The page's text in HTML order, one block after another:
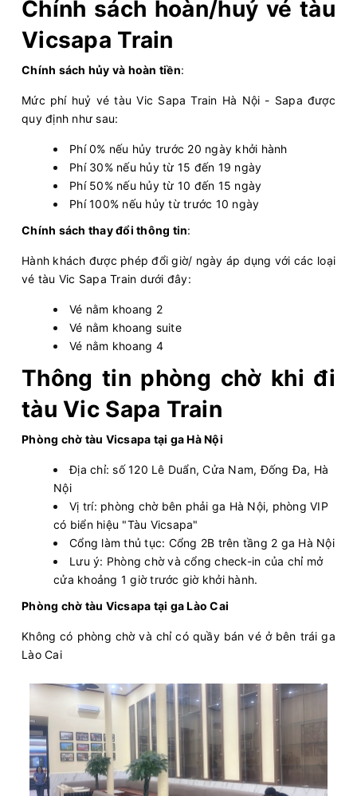
Chính sách hoàn/huỷ vé tàu
Vicsapa Train
Chính sách hủy và hoàn tiền:
Mức phí huỷ vé tàu Vic Sapa Train Hà Nội - Sapa được
quy định như sau:
Phí 0% nếu hủy trước 20 ngày khởi hành
Phí 30% nếu hủy từ 15 đến 19 ngày
Phí 50% nếu hủy từ 10 đến 15 ngày
Phí 100% nếu hủy từ trước 10 ngày
Chính sách thay đổi thông tin:
Hành khách được phép đổi giờ/ ngày áp dụng với các loại
vé tàu Vic Sapa Train dưới đây:
Vé nằm khoang 2
Vé nằm khoang suite
Vé nằm khoang 4
Thông tin phòng chờ khi đi
tàu Vic Sapa Train
Phòng chờ tàu Vicsapa tại ga Hà Nội
Địa chỉ: số 120 Lê Duẩn, Cửa Nam, Đống Đa, Hà
Nội
Vị trí: phòng chờ bên phải ga Hà Nội, phòng VIP
có biển hiệu "Tàu Vicsapa"
Cổng làm thủ tục: Cổng 2B trên tầng 2 ga Hà Nội
Lưu ý: Phòng chờ và cổng check-in của chỉ mở
cửa khoảng 1 giờ trước giờ khởi hành.
Phòng chờ tàu Vicsapa tại ga Lào Cai
Không có phòng chờ và chỉ có quầy bán vé ở bên trái ga
Lào Cai